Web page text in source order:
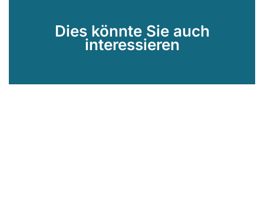
Dies könnte Sie auch
interessieren